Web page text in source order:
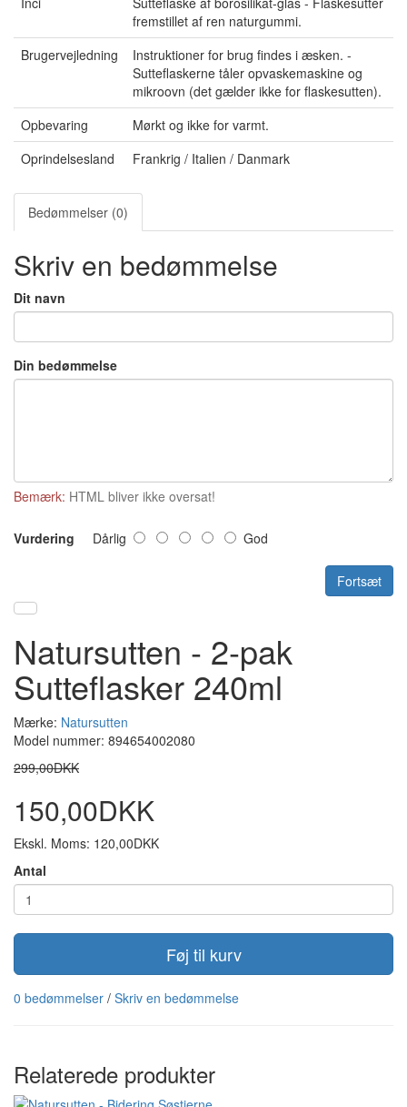
fremstillet af ren naturgummi.
Brugervejledning
Instruktioner for brug findes i æsken. -
Sutteflaskerne tåler opvaskemaskine og
mikroovn (det gælder ikke for flaskesutten).
Opbevaring
Mørkt og ikke for varmt.
Oprindelsesland
Frankrig / Italien / Danmark
Bedømmelser (0)
Skriv en bedømmelse
Dit navn
Din bedømmelse
Bemærk: HTML bliver ikke oversat!
Vurdering Dårlig God
Fortsæt
Natursutten - 2-pak
Sutteflasker 240ml
Mærke: Natursutten
Model nummer: 894654002080
299,00DKK
150,00DKK
Ekskl. Moms: 120,00DKK
Antal
Føj til kurv
0 bedømmelser / Skriv en bedømmelse
Relaterede produkter